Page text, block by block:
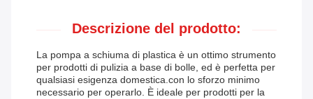
Descrizione del prodotto:
La pompa a schiuma di plastica è un ottimo strumento
per prodotti di pulizia a base di bolle, ed è perfetta per
qualsiasi esigenza domestica.con lo sforzo minimo
necessario per operarlo. È ideale per prodotti per la